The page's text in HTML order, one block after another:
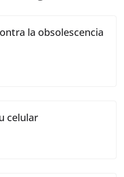
la obsolescencia
celular